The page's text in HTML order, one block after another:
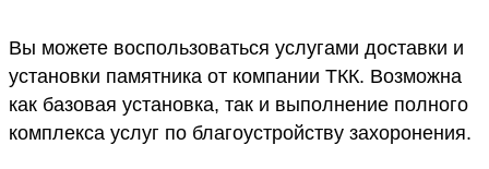
Вы можете воспользоваться услугами доставки и
установки памятника от компании ТКК. Возможна
как базовая установка, так и выполнение полного
комплекса услуг по благоустройству захоронения.